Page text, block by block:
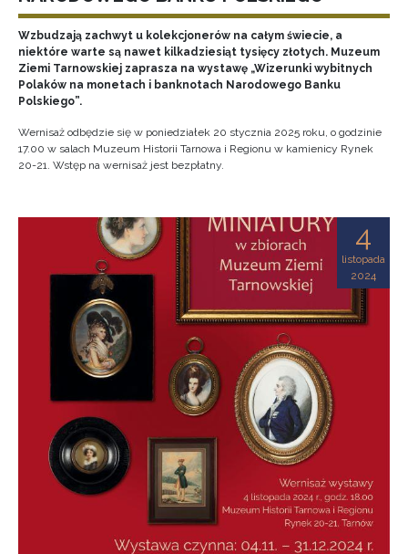
Wzbudzają zachwyt u kolekcjonerów na całym świecie, a
niektóre warte są nawet kilkadziesiąt tysięcy złotych. Muzeum
Ziemi Tarnowskiej zaprasza na wystawę „Wizerunki wybitnych
Polaków na monetach i banknotach Narodowego Banku
Polskiego”.
Wernisaż odbędzie się w poniedziałek 20 stycznia 2025 roku, o godzinie
17.00 w salach Muzeum Historii Tarnowa i Regionu w kamienicy Rynek
20-21. Wstęp na wernisaż jest bezpłatny.
4
listopada
2024